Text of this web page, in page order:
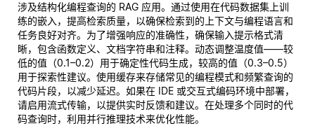
涉及结构化编程查询的 RAG 应用。通过使用在代码数据集上训
练的嵌入，提高检索质量，以确保检索到的上下文与编程语言和
任务良好对齐。为了增强响应的准确性，确保输入提示格式清
晰，包含函数定义、文档字符串和注释。动态调整温度值——较
低的值（0.1–0.2）用于确定性代码生成，较高的值（0.3–0.5）
用于探索性建议。使用缓存来存储常见的编程模式和频繁查询的
代码片段，以减少延迟。如果在 IDE 或交互式编码环境中部署，
请启用流式传输，以提供实时反馈和建议。在处理多个同时的代
码查询时，利用并行推理技术来优化性能。